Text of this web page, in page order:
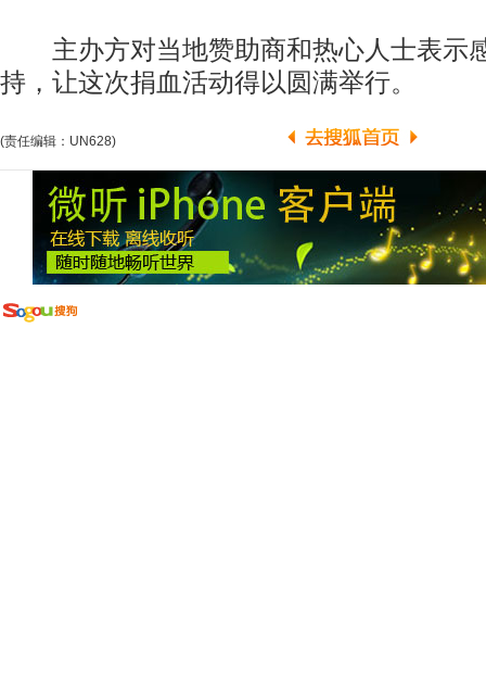
主办方对当地赞助商和热心人士表示
持，让这次捐血活动得以圆满举行。
(责任编辑：UN628)